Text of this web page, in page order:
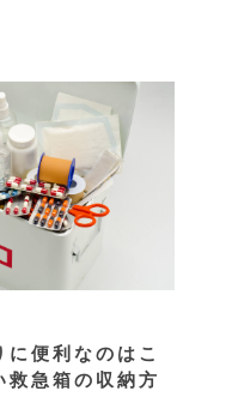
便利なのはこ
救急箱の収納方